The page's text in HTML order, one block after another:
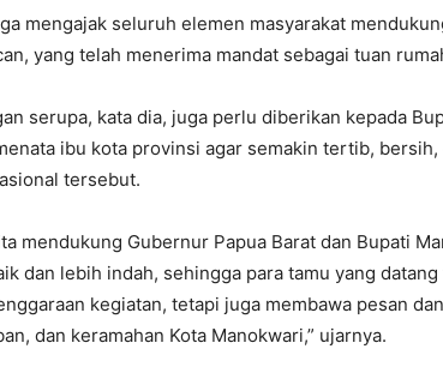
mengajak seluruh elemen masyarakat
yang telah menerima mandat sebagai tuan
serupa, kata dia, juga perlu diberikan kepada
ibu kota provinsi agar semakin tertib,
tersebut.
mendukung Gubernur Papua Barat dan Bupati
dan lebih indah, sehingga para tamu yang
kegiatan, tetapi juga membawa pesan
dan keramahan Kota Manokwari,” ujarnya.